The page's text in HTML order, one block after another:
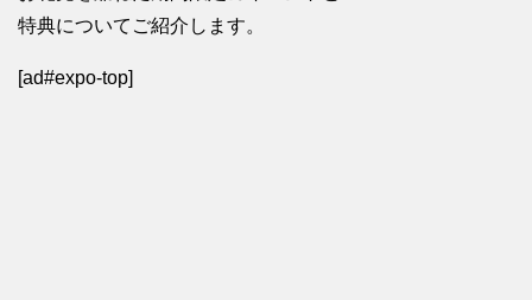
特典についてご紹介します。
[ad#expo-top]